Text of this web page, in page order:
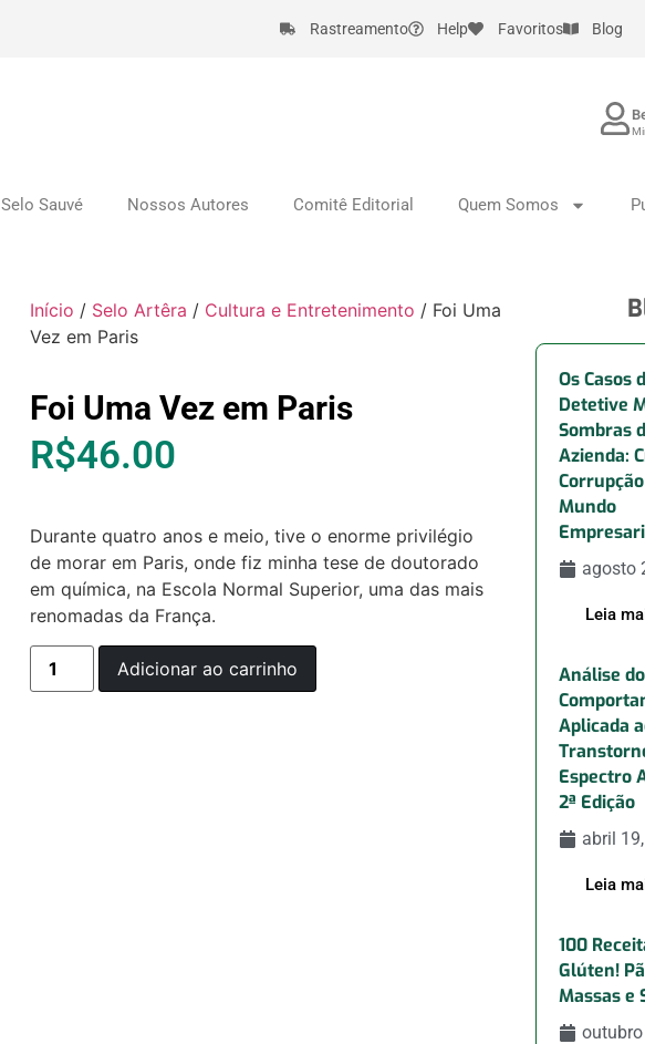
Rastreamento Help Favoritos Blog
Selo Sauvé Nossos Autores Comitê Editorial Quem Somos
Início / Selo Artêra / Cultura e Entretenimento / Foi Uma
Vez em Paris
Foi Uma Vez em Paris
R$46.00
Durante quatro anos e meio, tive o enorme privilégio
de morar em Paris, onde fiz minha tese de doutorado
em química, na Escola Normal Superior, uma das mais
renomadas da França.
Adicionar ao carrinho
Os Casos
Detetive
Sombras
Azienda:
Mundo
agosto
Leia
Análise do
Aplicada
Espectro
2ª Edição
abril
Leia
100
Glúten!
Massas e